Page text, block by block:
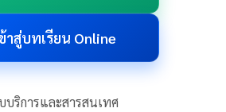
าสู่บทเรียน Online
บริการและสารสนเทศ